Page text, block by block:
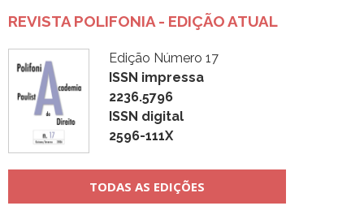
REVISTA POLIFONIA - EDIÇÃO ATUAL
Edição Número 17
ISSN impressa
2236.5796
ISSN digital
2596-111X
TODAS AS EDIÇÕES